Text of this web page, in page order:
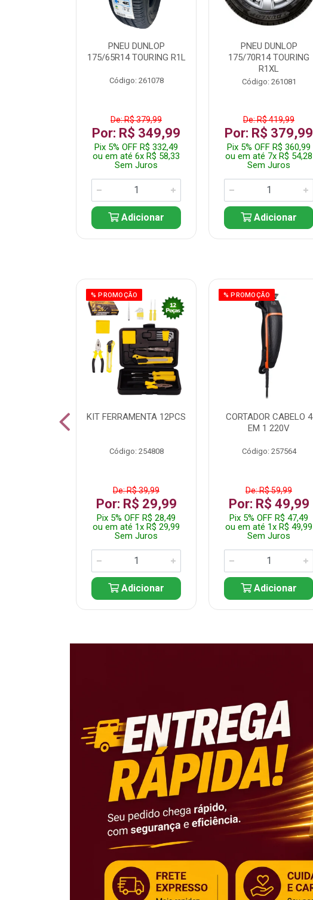
PNEU DUNLOP
175/65R14 TOURING R1L
Código: 261078
De: R$ 379,99
Por: R$ 349,99
Pix 5% OFF R$ 332,49
ou em até 6x R$ 58,33
Sem Juros
Adicionar
PNEU DUNLOP
175/70R14 TOURING
R1XL
Código: 261081
De: R$ 419,99
Por: R$ 379,99
Pix 5% OFF R$ 360,99
ou em até 7x R$ 54,28
Sem Juros
Adicionar
% PROMOÇÃO
KIT FERRAMENTA 12PCS
Código: 254808
De: R$ 39,99
Por: R$ 29,99
Pix 5% OFF R$ 28,49
ou em até 1x R$ 29,99
Sem Juros
Adicionar
% PROMOÇÃO
CORTADOR CABELO 4
EM 1 220V
Código: 257564
De: R$ 59,99
Por: R$ 49,99
Pix 5% OFF R$ 47,49
ou em até 1x R$ 49,99
Sem Juros
Adicionar